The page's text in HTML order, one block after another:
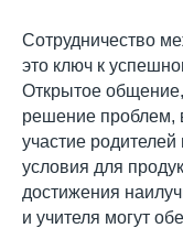
Сотрудничество
это ключ к
Открытое
решение проблем,
участие
условия для
достижения
и учителя могут